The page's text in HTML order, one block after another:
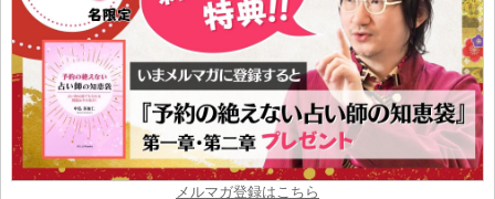
メルマガ登録はこちら